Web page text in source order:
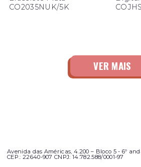
CO2035NUK/5K
Avenida das Américas, 4.200 – Bloco 5 - 6º
CEP.: 22640-907 CNPJ: 14.782.588/0001-97